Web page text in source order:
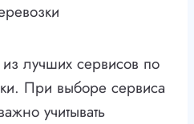
лучших сервисов по
При выборе сервиса
учитывать